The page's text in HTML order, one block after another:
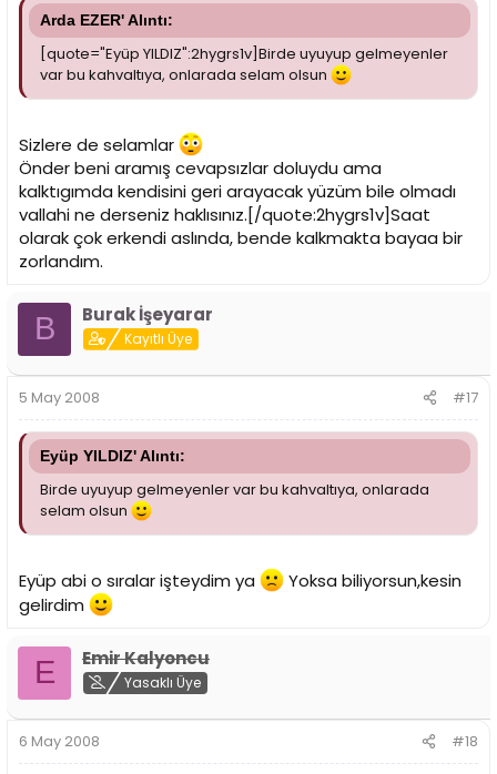
Arda EZER' Alıntı:
[quote="Eyüp YILDIZ":2hygrs1v]Birde uyuyup gelmeyenler
var bu kahvaltıya, onlarada selam olsun
Sizlere de selamlar
Önder beni aramış cevapsızlar doluydu ama
kalktıgımda kendisini geri arayacak yüzüm bile olmadı
vallahi ne derseniz haklısınız.[/quote:2hygrs1v]Saat
olarak çok erkendi aslında, bende kalkmakta bayaa bir
zorlandım.
B Burak İşeyarar
Kayıtlı Üye
5 May 2008 #17
Eyüp YILDIZ' Alıntı:
Birde uyuyup gelmeyenler var bu kahvaltıya, onlarada
selam olsun
Eyüp abi o sıralar işteydim ya
Yoksa biliyorsun,kesin
gelirdim
E Emir Kalyoncu
Yasaklı Üye
6 May 2008 #18